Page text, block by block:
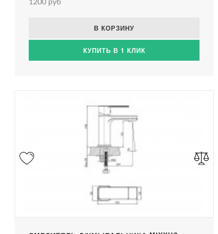
1200 руб
В КОРЗИНУ
КУПИТЬ В 1 КЛИК